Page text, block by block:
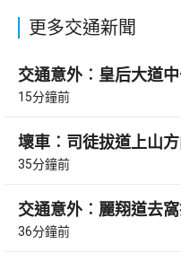
更多交通新聞
交通意外︰皇后大道
15分鐘前
壞車︰司徒拔道上山
35分鐘前
交通意外︰麗翔道去
36分鐘前